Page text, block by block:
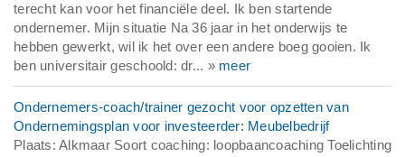
terecht kan voor het financiële deel. Ik ben startende
ondernemer. Mijn situatie Na 36 jaar in het onderwijs te
hebben gewerkt, wil ik het over een andere boeg gooien. Ik
ben universitair geschoold: dr... » meer
Ondernemers-coach/trainer gezocht voor opzetten van
Ondernemingsplan voor investeerder: Meubelbedrijf
Plaats: Alkmaar Soort coaching: loopbaancoaching Toelichting